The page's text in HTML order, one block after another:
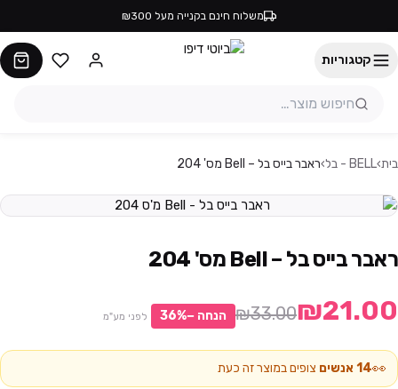
משלוח חינם בקנייה מעל ₪300
קטגוריות
בית›BELL - בל ›ראבר בייס בל – Bell מס' 204
ראבר בייס בל – Bell מס' 204
₪21.00
₪33.00 הנחה − 36% לפני מע"מ
👀
14אנשים צופים במוצר זה כעת